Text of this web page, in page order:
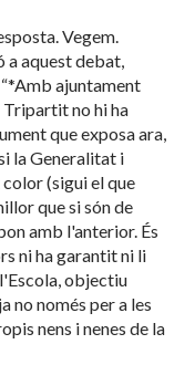
Vegem.
a aquest debat,
ajuntament
no hi ha
que exposa ara,
la Generalitat i
(sigui el que
que si són de
amb l'anterior. És
ni ha garantit ni li
objectiu
no només per a les
nens i nenes de la